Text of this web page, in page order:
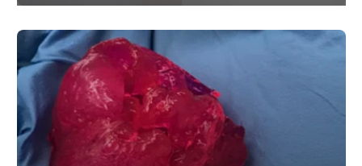
central à jouer dans le secteur médical. Cela est dû en grande
partie à la possibilité de créer et de personnaliser des solutions
adaptées à chaque…
LIRE LA SUITE